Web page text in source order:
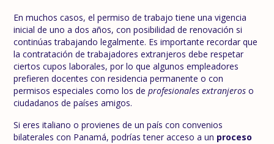
En muchos casos, el permiso de trabajo tiene una vigencia
inicial de uno a dos años, con posibilidad de renovación si
continúas trabajando legalmente. Es importante recordar que
la contratación de trabajadores extranjeros debe respetar
ciertos cupos laborales, por lo que algunos empleadores
prefieren docentes con residencia permanente o con
permisos especiales como los deprofesionales extranjeros o
ciudadanos de países amigos.
Si eres italiano o provienes de un país con convenios
bilaterales con Panamá, podrías tener acceso a un proceso